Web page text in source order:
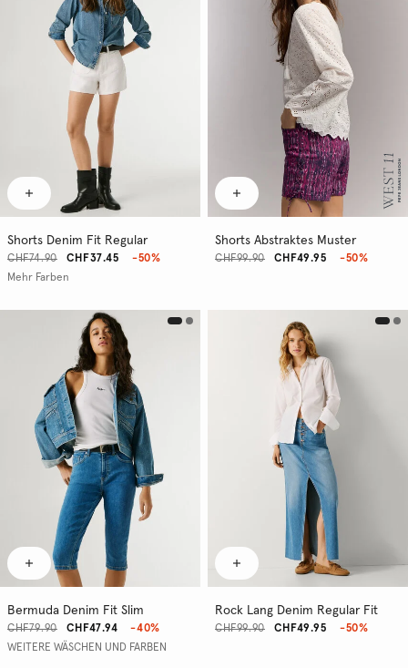
Shorts Denim Fit Regular
CHF37.45
CHF74.90
-50%
Mehr Farben
Shorts Abstraktes Muster
CHF49.95
CHF99.90 -50%
Bermuda Denim Fit Slim
CHF47.94
CHF79.90
-40%
WEITERE WÄSCHEN UND FARBEN
Rock Lang Denim Regular Fit
CHF49.95
CHF99.90 -50%